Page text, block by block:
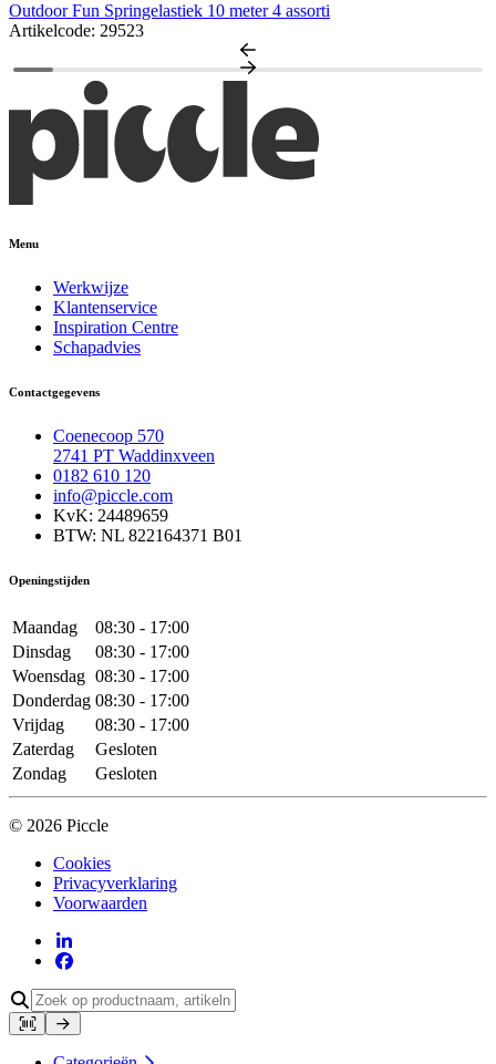
Outdoor Fun Springelastiek 10 meter 4 assorti
Artikelcode: 29523
Menu
Werkwijze
Klantenservice
Inspiration Centre
Schapadvies
Contactgegevens
Coenecoop 570
2741 PT Waddinxveen
0182 610 120
info@piccle.com
KvK: 24489659
BTW: NL 822164371 B01
Openingstijden
Maandag
08:30 - 17:00
Dinsdag
08:30 - 17:00
Woensdag 08:30 - 17:00
Donderdag 08:30 - 17:00
Vrijdag
08:30 - 17:00
Zaterdag
Gesloten
Zondag
Gesloten
© 2026 Piccle
Cookies
Privacyverklaring
Voorwaarden